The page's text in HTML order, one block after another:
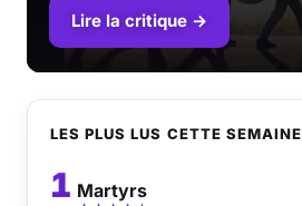
Lire la critique →
LES PLUS LUS CETTE SEMAINE
1 Martyrs